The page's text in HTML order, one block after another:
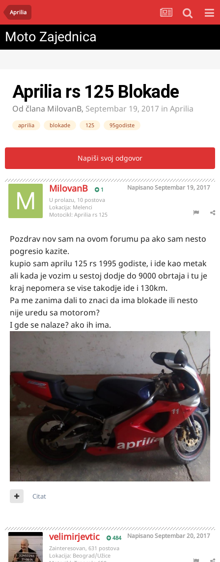
Aprilia
Moto Zajednica
Aprilia rs 125 Blokade
Od člana MilovanB, Septembar 19, 2017 in Aprilia
aprilia blokade 125 95godiste
Napiši svoj odgovor
MilovanB 1 NapisanoSeptembar 19, 2017
U prolazu, 10 postova
Lokacija: Melenci
Motocikl: Aprilia rs 125
Pozdrav nov sam na ovom forumu pa ako sam nesto
pogresio kazite.
kupio sam aprilu 125 rs 1995 godiste, i ide kao metak
ali kada je vozim u sestoj dodje do 9000 obrtaja i tu je
kraj nepomera se vise takodje ide i 130km.
Pa me zanima dali to znaci da ima blokade ili nesto
nije uredu sa motorom?
I gde se nalaze? ako ih ima.
Citat
velimirjevtic 484 NapisanoSeptembar 20, 2017
Zainteresovan, 631 postova
Lokacija: Beograd/Užice